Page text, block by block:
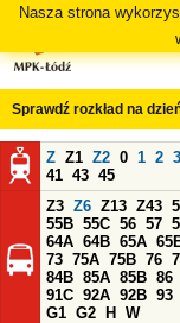
Nasza strona
Sprawdź rozkład na
Z Z1 Z2 0 1 2 3
41 43 45
Z3 Z6 Z13 Z43
55B 55C 56 57
64A 64B 65A
73 75A 75B 76
84B 85A 85B 86
91C 92A 92B 93
G1 G2 H
W